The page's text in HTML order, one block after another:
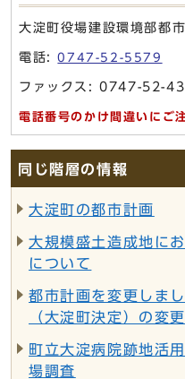
大淀町役場建設環境部都
電話:0747-52-5579
ファックス: 0747-52-
電話番号のかけ間違いにご
同じ階層の情報
大淀町の都市計画
大規模盛土造成地に
について
都市計画を変更しま
（大淀町決定）の変
町立大淀病院跡地活
場調査